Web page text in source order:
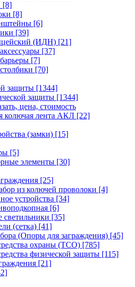
[8]
[8]
[6]
[39]
(ИДН) [21]
[37]
[7]
[70]
защиты [1344]
защиты [1344]
колючая лента АКЛ [22]
(замки) [15]
[5]
элементы [30]
[25]
из колючей проволоки [4]
устройства [34]
[6]
светильники [35]
(сетка) [41]
(Опоры для заграждения) [45]
охраны (ТСО) [785]
физической защиты [115]
[21]